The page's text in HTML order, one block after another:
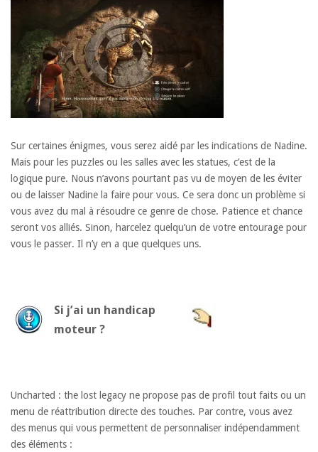
Sur certaines énigmes, vous serez aidé par les indications de Nadine.
Mais pour les puzzles ou les salles avec les statues, c’est de la
logique pure. Nous n’avons pourtant pas vu de moyen de les éviter
ou de laisser Nadine la faire pour vous. Ce sera donc un problème si
vous avez du mal à résoudre ce genre de chose. Patience et chance
seront vos alliés. Sinon, harcelez quelqu’un de votre entourage pour
vous le passer. Il n’y en a que quelques uns.
Si j’ai un handicap
moteur ?
Uncharted : the lost legacy ne propose pas de profil tout faits ou un
menu de réattribution directe des touches. Par contre, vous avez
des menus qui vous permettent de personnaliser indépendamment
des éléments :